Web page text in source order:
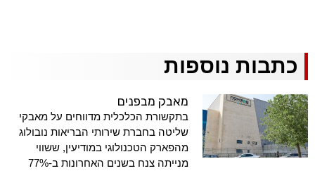
כתבות נוספות
מאבק מבפנים
בתקשורת הכלכלית מדווחים על מאבקי
שליטה בחברת שירותי הבריאות נובולוג
מהפארק הטכנולוגי במודיעין, ששווי
מנייתה צנח בשנים האחרונות ב-77%